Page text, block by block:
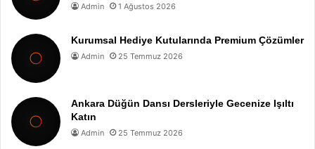
Admin 1 Ağustos 2026
Kurumsal Hediye Kutularında Premium Çözümler
Admin 25 Temmuz 2026
Ankara Düğün Dansı Dersleriyle Gecenize Işıltı
Katın
Admin 25 Temmuz 2026